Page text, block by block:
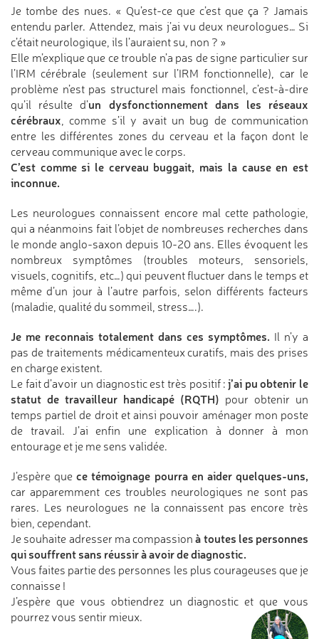
Je tombe des nues. « Qu’est-ce que c’est que ça ? Jamais
entendu parler. Attendez, mais j’ai vu deux neurologues… Si
c’était neurologique, ils l’auraient su, non ? »
Elle m’explique que ce trouble n’a pas de signe particulier sur
l’IRM cérébrale (seulement sur l’IRM fonctionnelle), car le
problème n’est pas structurel mais fonctionnel, c’est-à-dire
qu’il résulte d’un dysfonctionnement dans les réseaux
cérébraux, comme s’il y avait un bug de communication
entre les différentes zones du cerveau et la façon dont le
cerveau communique avec le corps.
C’est comme si le cerveau buggait, mais la cause en est
inconnue.
Les neurologues connaissent encore mal cette pathologie,
qui a néanmoins fait l’objet de nombreuses recherches dans
le monde anglo-saxon depuis 10-20 ans. Elles évoquent les
nombreux symptômes (troubles moteurs, sensoriels,
visuels, cognitifs, etc…) qui peuvent fluctuer dans le temps et
même d’un jour à l’autre parfois, selon différents facteurs
(maladie, qualité du sommeil, stress….).
Je me reconnais totalement dans ces symptômes. Il n’y a
pas de traitements médicamenteux curatifs, mais des prises
en charge existent.
Le fait d’avoir un diagnostic est très positif : j’ai pu obtenir le
statut de travailleur handicapé (RQTH) pour obtenir un
temps partiel de droit et ainsi pouvoir aménager mon poste
de travail. J’ai enfin une explication à donner à mon
entourage et je me sens validée.
J’espère quece témoignage pourra en aider quelques-uns,
car apparemment ces troubles neurologiques ne sont pas
rares. Les neurologues ne la connaissent pas encore très
bien, cependant.
Je souhaite adresser ma compassionà toutes les personnes
qui souffrent sans réussir à avoir de diagnostic.
Vous faites partie des personnes les plus courageuses que je
connaisse !
J’espère que vous obtiendrez un diagnostic et que vous
pourrez vous sentir mieux.